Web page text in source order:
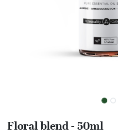
Floral blend - 50ml